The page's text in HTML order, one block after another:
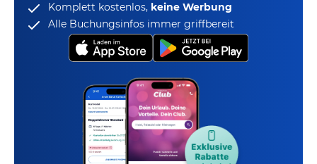
Komplett kostenlos, keine Werbung
Alle Buchungsinfos immer griffbereit